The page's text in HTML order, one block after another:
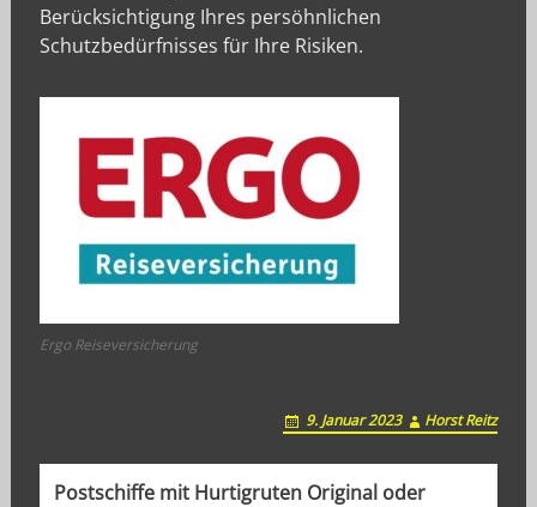
Berücksichtigung Ihres persöhnlichen
Schutzbedürfnisses für Ihre Risiken.
Ergo Reiseversicherung
9. Januar 2023 Horst Reitz
PPostschiffe mit Hurtigruten Original oder